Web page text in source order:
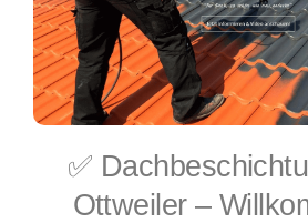
✅
Ottweiler –